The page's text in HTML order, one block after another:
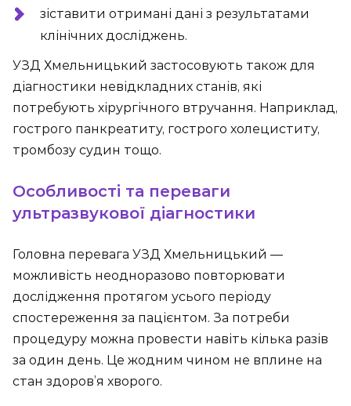
зіставити отримані дані з результатами
клінічних досліджень.
УЗД Хмельницький застосовують також для
діагностики невідкладних станів, які
потребують хірургічного втручання. Наприклад,
гострого панкреатиту, гострого холециститу,
тромбозу судин тощо.
Особливості та переваги
ультразвукової діагностики
Головна перевага УЗД Хмельницький ―
можливість неодноразово повторювати
дослідження протягом усього періоду
спостереження за пацієнтом. За потреби
процедуру можна провести навіть кілька разів
за один день. Це жодним чином не вплине на
стан здоров’я хворого.